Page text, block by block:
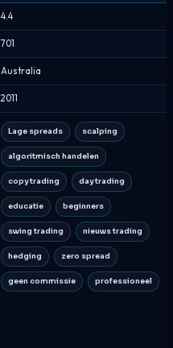
4.4
701
Australia
2011
Lage spreads scalping
algoritmisch handelen
copy trading day trading
educatie beginners
swing trading nieuws trading
hedging zero spread
geen commissie professioneel